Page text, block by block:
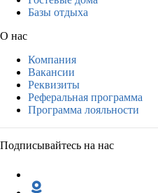
Базы отдыха
О нас
Компания
Вакансии
Реквизиты
Реферальная программа
Программа лояльности
Подписывайтесь на нас